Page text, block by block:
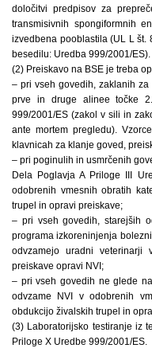
določitvi predpisov za
transmisivnih spongiformnih
izvedbena pooblastila (UL L št.
besedilu: Uredba 999/2001/ES).
(2) Preiskavo na BSE je treba
– pri vseh govedih, zaklanih
prve in druge alinee točke
999/2001/ES (zakol v sili in
ante mortem pregledu).
klavnicah za klanje goved,
– pri poginulih in usmrčenih
Dela Poglavja A Priloge III
odobrenih vmesnih obratih
trupel in opravi preiskave;
– pri vseh govedih, starejših
programa izkoreninjenja
odvzamejo uradni veterinarji
preiskave opravi NVI;
– pri vseh govedih ne glede
odvzame NVI v odobrenih
obdukcijo živalskih trupel in
(3) Laboratorijsko testiranje iz
Priloge X Uredbe 999/2001/ES.